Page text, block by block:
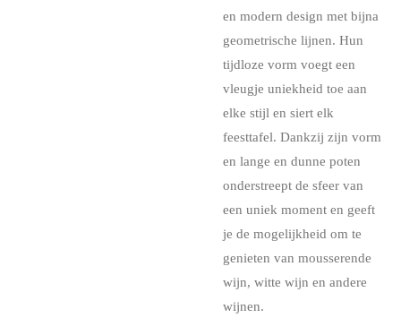
en modern design met bijna
geometrische lijnen. Hun
tijdloze vorm voegt een
vleugje uniekheid toe aan
elke stijl en siert elk
feesttafel. Dankzij zijn vorm
en lange en dunne poten
onderstreept de sfeer van
een uniek moment en geeft
je de mogelijkheid om te
genieten van mousserende
wijn, witte wijn en andere
wijnen.